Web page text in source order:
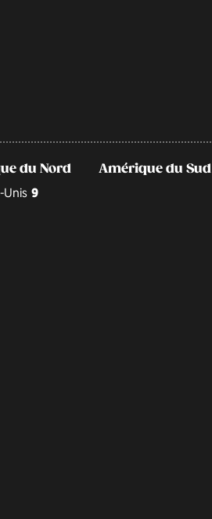
du Nord
Unis 9
Amérique du Sud